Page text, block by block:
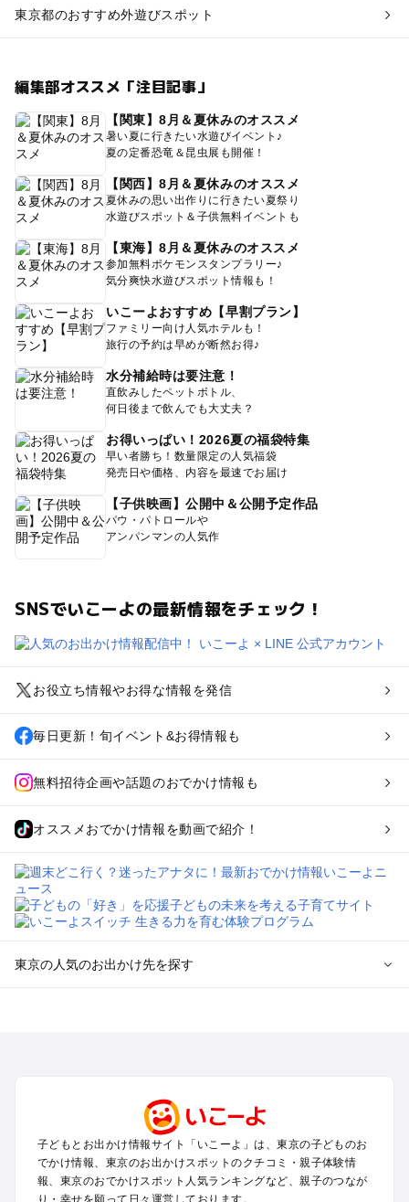
東京都のおすすめ外遊びスポット
編集部オススメ「注目記事」
【関東】8月＆夏休みのオススメ
暑い夏に行きたい水遊びイベント♪
夏の定番恐竜＆昆虫展も開催！
【関西】8月＆夏休みのオススメ
夏休みの思い出作りに行きたい夏祭り
水遊びスポット＆子供無料イベントも
【東海】8月＆夏休みのオススメ
参加無料ポケモンスタンプラリー♪
気分爽快水遊びスポット情報も！
いこーよおすすめ【早割プラン】
ファミリー向け人気ホテルも！
旅行の予約は早めが断然お得♪
水分補給時は要注意！
直飲みしたペットボトル、
何日後まで飲んでも大丈夫？
お得いっぱい！2026夏の福袋特集
早い者勝ち！数量限定の人気福袋
発売日や価格、内容を最速でお届け
【子供映画】公開中＆公開予定作品
パウ・パトロールや
アンパンマンの人気作
SNSでいこーよの最新情報をチェック！
お役立ち情報やお得な情報を発信
毎日更新！旬イベント&お得情報も
無料招待企画や話題のおでかけ情報も
オススメおでかけ情報を動画で紹介！
東京の人気のお出かけ先を探す
町田・相模原・愛川・上野原のプールお出かけ
渋谷・原宿・恵比寿・中目黒・自由が丘のプールお出かけ
池袋・赤羽・王子・巣鴨・目白・石神井のプールお出かけ
新宿・高田馬場・代々木・千駄ヶ谷のプールお出かけ
銀座・丸の内・日本橋・有楽町・築地・月島のプールお出かけ
子どもとお出かけ情報サイト「いこーよ」は、東京の子どものお
でかけ情報、東京のお出かけスポットのクチコミ・親子体験情
報、東京のおでかけスポット人気ランキングなど、親子のつなが